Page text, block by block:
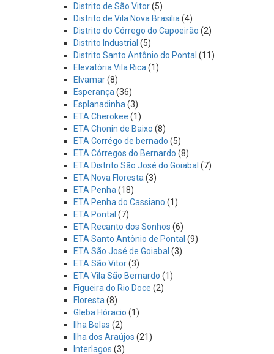
Distrito de São Vitor(5)
Distrito de Vila Nova Brasilia (4)
Distrito do Córrego do Capoeirão (2)
Distrito Industrial (5)
Distrito Santo Antônio do Pontal (11)
Elevatória Vila Rica (1)
Elvamar(8)
Esperança (36)
Esplanadinha (3)
ETA Cherokee (1)
ETA Chonin de Baixo (8)
ETA Corrégo de bernado (5)
ETA Córregos do Bernardo (8)
ETA Distrito São José do Goiabal (7)
ETA Nova Floresta (3)
ETA Penha (18)
ETA Penha do Cassiano (1)
ETA Pontal (7)
ETA Recanto dos Sonhos (6)
ETA Santo Antônio de Pontal (9)
ETA São José de Goiabal (3)
ETA São Vitor(3)
ETA Vila São Bernardo (1)
Figueira do Rio Doce (2)
Floresta (8)
Gleba Hóracio (1)
Ilha Belas (2)
Ilha dos Araújos (21)
Interlagos (3)